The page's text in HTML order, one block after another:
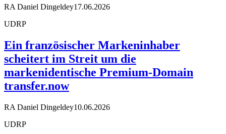
RA Daniel Dingeldey17.06.2026
UDRP
Ein französischer Markeninhaber
scheitert im Streit um die
markenidentische Premium-Domain
transfer.now
RA Daniel Dingeldey10.06.2026
UDRP